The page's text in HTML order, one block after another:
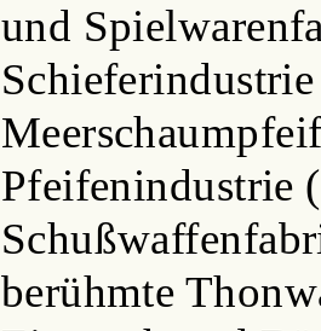
und
Pfeifenindustrie
berühmte